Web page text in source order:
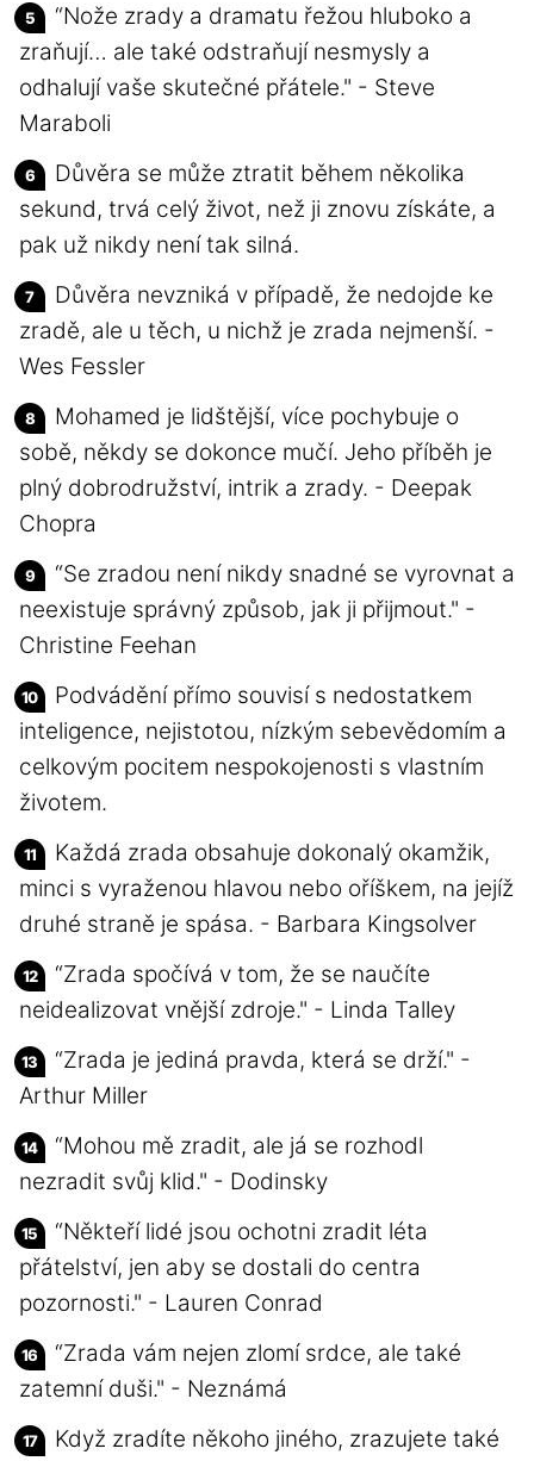
“Nože zrady a dramatu řežou hluboko a
zraňují… ale také odstraňují nesmysly a
odhalují vaše skutečné přátele." - Steve
Maraboli
Důvěra se může ztratit během několika
sekund, trvá celý život, než ji znovu získáte, a
pak už nikdy není tak silná.
Důvěra nevzniká v případě, že nedojde ke
zradě, ale u těch, u nichž je zrada nejmenší. -
Wes Fessler
Mohamed je lidštější, více pochybuje o
sobě, někdy se dokonce mučí. Jeho příběh je
plný dobrodružství, intrik a zrady. - Deepak
Chopra
“Se zradou není nikdy snadné se vyrovnat a
neexistuje správný způsob, jak ji přijmout." -
Christine Feehan
Podvádění přímo souvisí s nedostatkem
inteligence, nejistotou, nízkým sebevědomím a
celkovým pocitem nespokojenosti s vlastním
životem.
Každá zrada obsahuje dokonalý okamžik,
minci s vyraženou hlavou nebo oříškem, na jejíž
druhé straně je spása. - Barbara Kingsolver
“Zrada spočívá v tom, že se naučíte
neidealizovat vnější zdroje." - Linda Talley
“Zrada je jediná pravda, která se drží." -
Arthur Miller
“Mohou mě zradit, ale já se rozhodl
nezradit svůj klid." - Dodinsky
“Někteří lidé jsou ochotni zradit léta
přátelství, jen aby se dostali do centra
pozornosti." - Lauren Conrad
“Zrada vám nejen zlomí srdce, ale také
zatemní duši." - Neznámá
Když zradíte někoho jiného, zrazujete také